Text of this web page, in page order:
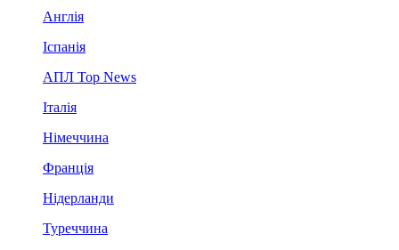
Англія
Іспанія
АПЛ Top News
Італія
Німеччина
Франція
Нідерланди
Туреччина